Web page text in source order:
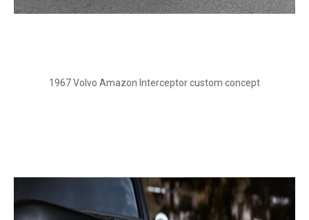
1967 Volvo Amazon Interceptor custom concept